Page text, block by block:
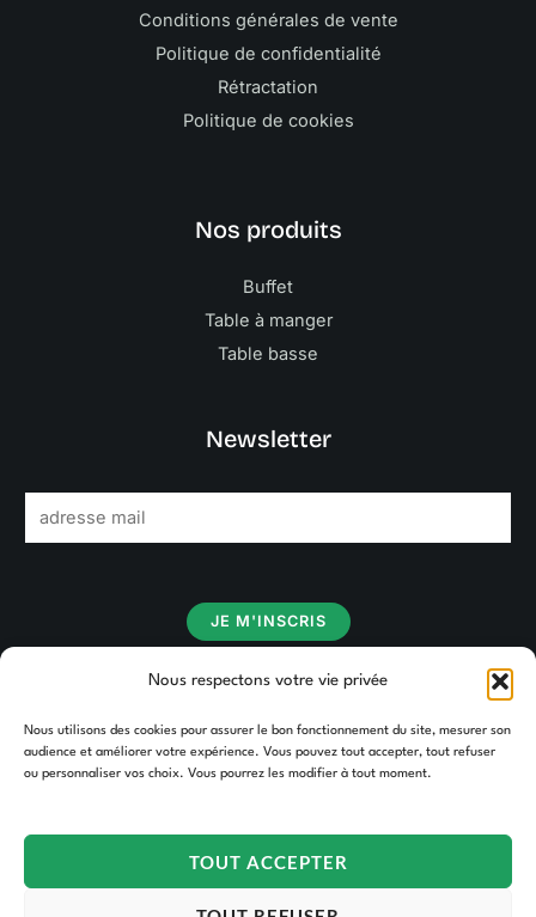
Nous respectons votre vie privée
Nous utilisons des cookies pour assurer le bon fonctionnement du site, mesurer son
audience et améliorer votre expérience. Vous pouvez tout accepter, tout refuser
ou personnaliser vos choix. Vous pourrez les modifier à tout moment.
TOUT ACCEPTER
Conditions générales de vente
Politique de confidentialité
Rétractation
Politique de cookies
Nos produits
Buffet
Table à manger
Table basse
Newsletter
m
JE M'INSCRIS